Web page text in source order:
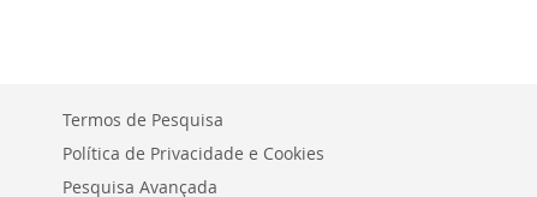
Termos de Pesquisa
Política de Privacidade e Cookies
Pesquisa Avançada